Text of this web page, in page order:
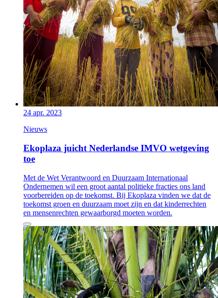
24 apr. 2023
Nieuws
Ekoplaza juicht Nederlandse IMVO wetgeving
toe
Met de Wet Verantwoord en Duurzaam Internationaal
Ondernemen wil een groot aantal politieke fracties ons land
voorbereiden op de toekomst. Bij Ekoplaza vinden we dat de
toekomst groen en duurzaam moet zijn en dat kinderrechten
en mensenrechten gewaarborgd moeten worden.